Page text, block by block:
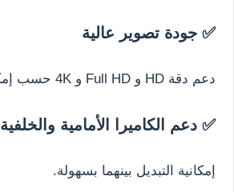
✅ جودة تصوير عالية
دعم دقة HD و Full HD و 4K حسب إمكانيات الهاتف.
✅ دعم الكاميرا الأمامية والخلفية
إمكانية التبديل بينهما بسهولة.